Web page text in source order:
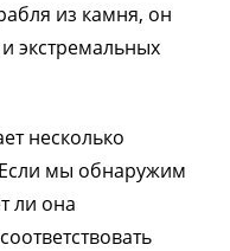
из камня, он
экстремальных
несколько
мы обнаружим
ли она